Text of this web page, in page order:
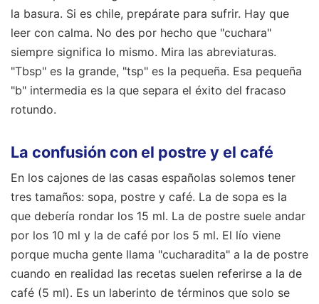
la basura. Si es chile, prepárate para sufrir. Hay que
leer con calma. No des por hecho que "cuchara"
siempre significa lo mismo. Mira las abreviaturas.
"Tbsp" es la grande, "tsp" es la pequeña. Esa pequeña
"b" intermedia es la que separa el éxito del fracaso
rotundo.
La confusión con el postre y el café
En los cajones de las casas españolas solemos tener
tres tamaños: sopa, postre y café. La de sopa es la
que debería rondar los 15 ml. La de postre suele andar
por los 10 ml y la de café por los 5 ml. El lío viene
porque mucha gente llama "cucharadita" a la de postre
cuando en realidad las recetas suelen referirse a la de
café (5 ml). Es un laberinto de términos que solo se